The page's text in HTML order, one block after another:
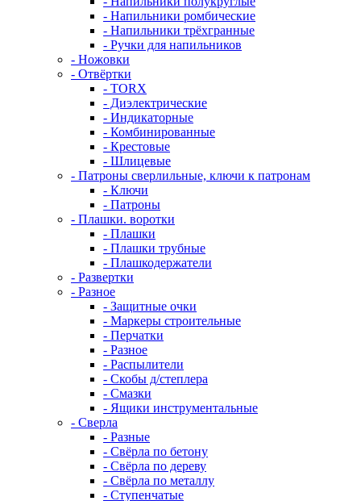
- Напильники ромбические
- Напильники трёхгранные
- Ручки для напильников
- Ножовки
- Отвёртки
- TORX
- Диэлектрические
- Индикаторные
- Комбинированные
- Крестовые
- Шлицевые
- Патроны сверлильные, ключи к патронам
- Ключи
- Патроны
- Плашки. воротки
- Плашки
- Плашки трубные
- Плашкодержатели
- Развертки
- Разное
- Защитные очки
- Маркеры строительные
- Перчатки
- Разное
- Распылители
- Скобы д/степлера
- Смазки
- Ящики инструментальные
- Сверла
- Разные
- Свёрла по бетону
- Свёрла по дереву
- Свёрла по металлу
- Ступенчатые